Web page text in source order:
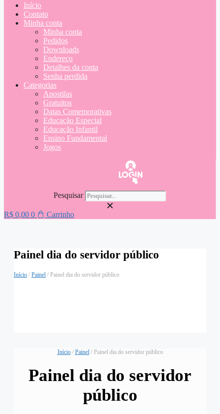
Início
Contato
Minha conta
Minha conta
Pedidos
Downloads
Endereço
Detalhes da conta
Senha perdida
Categorias
Apostilas
Gratuitos
Datas Comemorativas
Educação Especial
Educação Infantil
Ensino Fundamental
Jogos
Pesquisar
R$ 0,00 0 Carrinho
Painel dia do servidor público
Início / Painel / Painel dia do servidor público
Início/ Painel/ Painel dia do servidor público
Painel dia do servidor
público